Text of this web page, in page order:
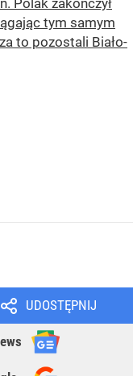
Polak zakończył
tym samym
to pozostali Biało-
UDOSTĘPNIJ